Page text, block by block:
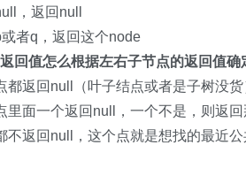
，返回null
者q，返回这个node
回值怎么根据左右子节点的返回值确
都返回null（叶子结点或者是子树没货
里面一个返回null，一个不是，则返
不返回null，这个点就是想找的最近